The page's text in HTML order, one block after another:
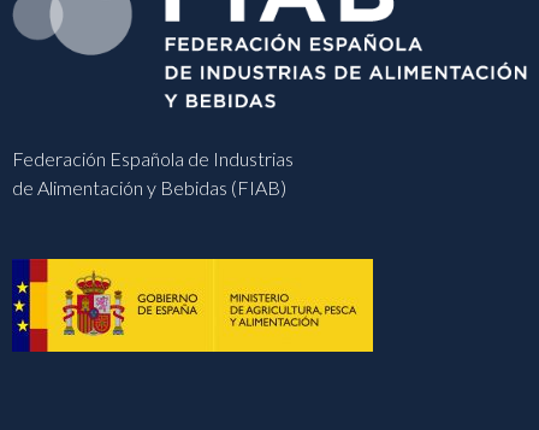
Federación Española de Industrias
de Alimentación y Bebidas (FIAB)